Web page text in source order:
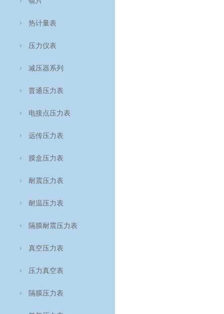
热计量表
压力仪表
减压器系列
普通压力表
电接点压力表
远传压力表
膜盒压力表
耐震压力表
耐温压力表
隔膜耐震压力表
真空压力表
压力真空表
隔膜压力表